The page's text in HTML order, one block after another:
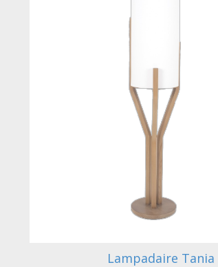
Lampadaire Tania